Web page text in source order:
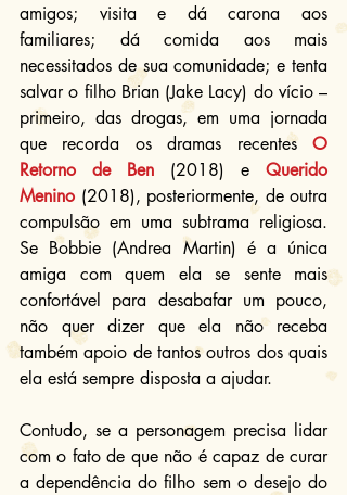
amigos; visita e dá carona aos
familiares; dá comida aos mais
necessitados de sua comunidade; e tenta
salvar o filho Brian (Jake Lacy) do vício –
primeiro, das drogas, em uma jornada
que recorda os dramas recentes O
Retorno de Ben (2018) e Querido
Menino (2018), posteriormente, de outra
compulsão em uma subtrama religiosa.
Se Bobbie (Andrea Martin) é a única
amiga com quem ela se sente mais
confortável para desabafar um pouco,
não quer dizer que ela não receba
também apoio de tantos outros dos quais
ela está sempre disposta a ajudar.
Contudo, se a personagem precisa lidar
com o fato de que não é capaz de curar
a dependência do filho sem o desejo do